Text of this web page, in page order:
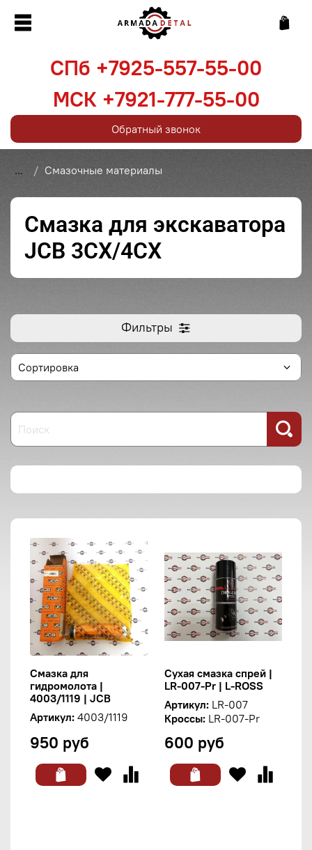
... Смазочные материалы
Смазка для экскаватора
JCB 3CX/4CX
Фильтры
Смазка для
гидромолота |
4003/1119 | JCB
Артикул: 4003/1119
950 руб
Сухая смазка спрей |
LR-007-Pr | L-ROSS
Артикул: LR-007
Кроссы: LR-007-Pr
600 руб
СПб +7925-557-55-00
МСК +7921-777-55-00
Обратный звонок